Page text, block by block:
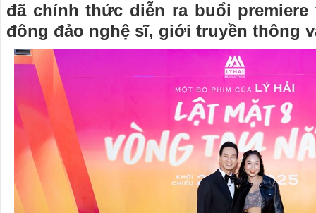
đã chính thức diễn ra buổi
đông đảo nghệ sĩ, giới truyền thông